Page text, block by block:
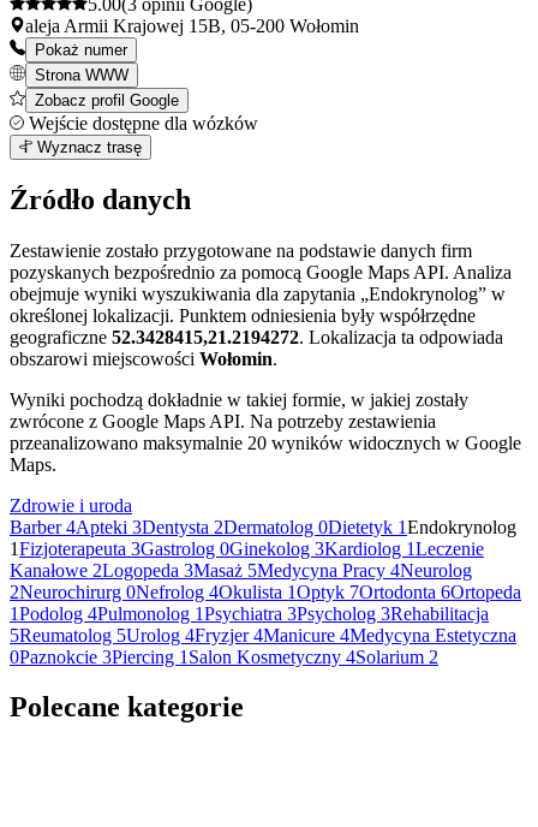
aleja Armii Krajowej 15B, 05-200 Wołomin
Pokaż numer
Strona WWW
Zobacz profil Google
Wejście dostępne dla wózków
1
+
−
Wyznacz trasę
Źródło danych
Zestawienie zostało przygotowane na podstawie danych firm
pozyskanych bezpośrednio za pomocą Google Maps API. Analiza
obejmuje wyniki wyszukiwania dla zapytania „Endokrynolog” w
określonej lokalizacji. Punktem odniesienia były współrzędne
geograficzne 52.3428415,21.2194272. Lokalizacja ta odpowiada
obszarowi miejscowości Wołomin.
Wyniki pochodzą dokładnie w takiej formie, w jakiej zostały
zwrócone z Google Maps API. Na potrzeby zestawienia
przeanalizowano maksymalnie 20 wyników widocznych w Google
Maps.
Zdrowie i uroda
Barber4Apteki 3Dentysta 2Dermatolog 0Dietetyk 1Endokrynolog
1Fizjoterapeuta 3Gastrolog 0Ginekolog 3Kardiolog 1Leczenie
Kanałowe 2Logopeda 3Masaż 5Medycyna Pracy 4Neurolog
2Neurochirurg 0Nefrolog 4Okulista 1Optyk 7Ortodonta 6Ortopeda
1Podolog 4Pulmonolog 1Psychiatra 3Psycholog 3Rehabilitacja
5Reumatolog 5Urolog 4Fryzjer4Manicure 4Medycyna Estetyczna
0Paznokcie 3Piercing 1 Salon Kosmetyczny 4Solarium 2
Polecane kategorie